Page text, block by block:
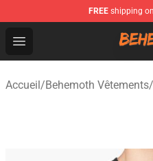
FREE shipping
Open menu
Behemoth Store -
Accueil/Behemoth Vêtements/